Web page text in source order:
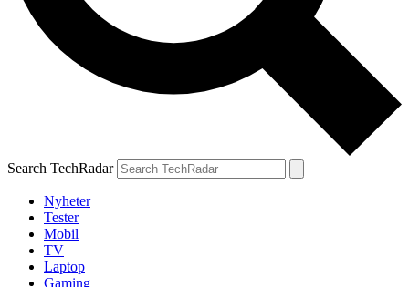
Search TechRadar
Nyheter
Tester
Mobil
TV
Laptop
Gaming